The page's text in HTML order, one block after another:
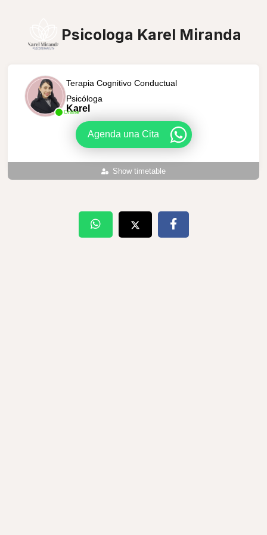
Psicologa Karel Miranda
Online
Terapia Cognitivo Conductual
Psicóloga
Karel
Agenda una Cita
Show timetable